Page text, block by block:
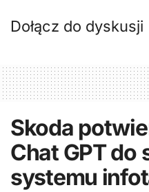
Dołącz do dyskusji
Skoda
Chat GPT do
systemu